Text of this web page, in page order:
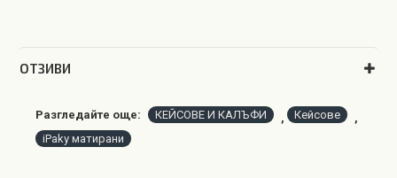
OТЗИВИ
Разгледайте още: КЕЙСОВЕ И КАЛЪФИ , Кейсове
,
iPaky матирани